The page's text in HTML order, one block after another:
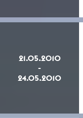
21.05.2010
-
24.05.2010